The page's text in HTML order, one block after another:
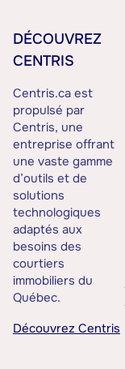
DÉCOUVREZ
CENTRIS
Centris.ca est
propulsé par
Centris, une
entreprise offrant
une vaste gamme
d’outils et de
solutions
technologiques
adaptés aux
besoins des
courtiers
immobiliers du
Québec.
Découvrez Centris